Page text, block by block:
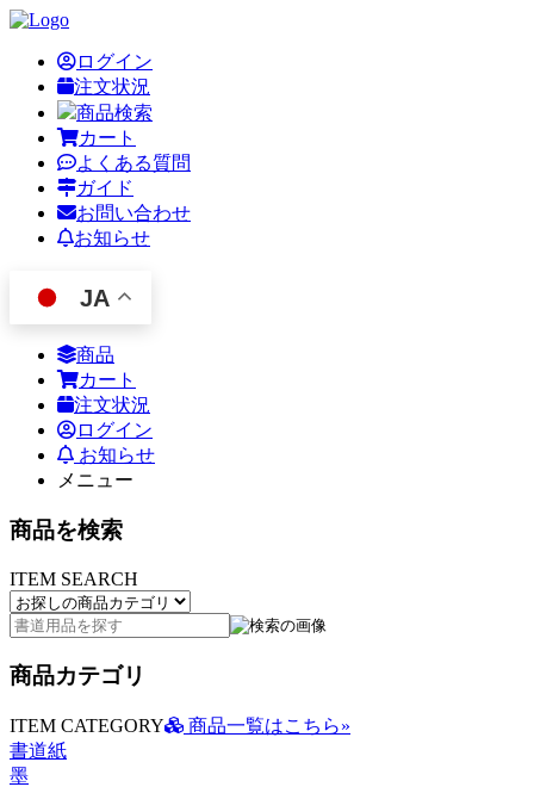
ログイン
注文状況
商品検索
カート
よくある質問
ガイド
お問い合わせ
お知らせ
JA
商品
カート
注文状況
ログイン
お知らせ
メニュー
商品を検索
ITEM SEARCH
商品カテゴリ
ITEM CATEGORY
商品一覧はこちら»
書道紙
墨